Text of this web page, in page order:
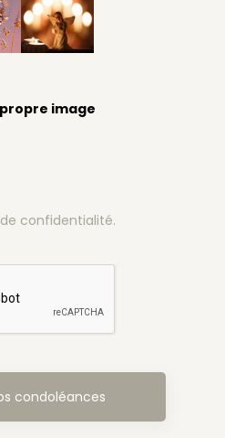
image
confidentialité.